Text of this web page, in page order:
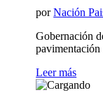
porNación
Gobernación
Leer más